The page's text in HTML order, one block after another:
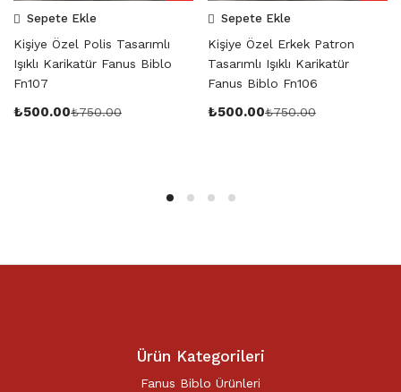
Sepete Ekle
Kişiye Özel Polis Tasarımlı
Işıklı Karikatür Fanus Biblo
Fn107
₺500.00₺750.00
Sepete Ekle
Kişiye Özel Erkek Patron
Tasarımlı Işıklı Karikatür
Fanus Biblo Fn106
₺500.00₺750.00
Ürün Kategorileri
Fanus Biblo Ürünleri